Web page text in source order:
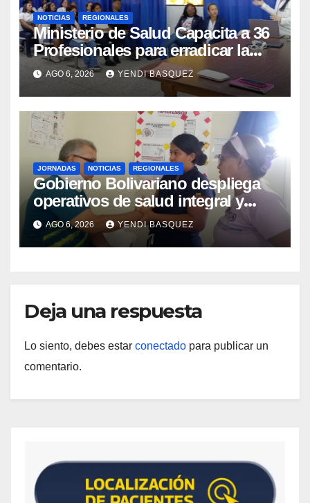
NOTICIAS REGIONALES
Ministerio de Salud Capacita a 36
Profesionales para erradicar la
Tuberculosis en Yaracuy
AGO 6, 2026 YENDI BASQUEZ
JORNADAS NOTICIAS REGIONALES
Gobierno Bolivariano despliega
operativos de salud integral y
protección social en los
municipios Sucre y Mario Briceño
Iragorry del estado Aragua
AGO 6, 2026 YENDI BASQUEZ
Deja una respuesta
Lo siento, debes estar conectado para publicar un
comentario.